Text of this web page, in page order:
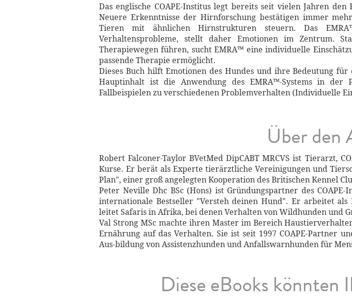
Das englische COAPE-Institus legt bereits seit vielen Jahren
Neuere Erkenntnisse der Hirnforschung bestätigen immer
Tieren mit ähnlichen Hirnstrukturen steuern. Das
Verhaltensprobleme, stellt daher Emotionen im Zentrum.
Therapiewegen führen, sucht EMRA™ eine individuelle
passende Therapie ermöglicht.
Dieses Buch hilft Emotionen des Hundes und ihre Bedeutung
Hauptinhalt ist die Anwendung des EMRA™-Systems in der
Fallbeispielen zu verschiedenen Problemverhalten (Individuelle
Über den
Robert Falconer-Taylor BVetMed DipCABT MRCVS ist Tierarzt,
Kurse. Er berät als Experte tierärztliche Vereinigungen und
Plan", einer groß angelegten Kooperation des Britischen Kennel
Peter Neville Dhc BSc (Hons) ist Gründungspartner des
internationale Bestseller "Versteh deinen Hund". Er arbeitet
leitet Safaris in Afrika, bei denen Verhalten von Wildhunden und
Val Strong MSc machte ihren Master im Bereich
Ernährung auf das Verhalten. Sie ist seit 1997 COAPE-Partner
Aus-bildung von Assistenzhunden und Anfallswarnhunden für
Diese eBooks könnten